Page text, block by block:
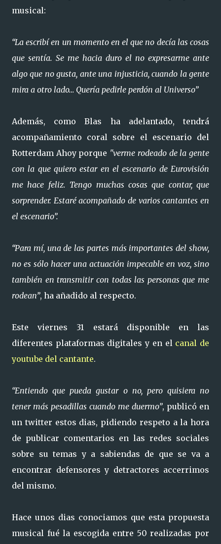
musical:
“La escribí en un momento en el que no decía las cosas
que sentía. Se me hacia duro el no expresarme ante
algo que no gusta, ante una injusticia, cuando la gente
mira a otro lado… Quería pedirle perdón al Universo”
Además, como Blas ha adelantado, tendrá
acompañamiento coral sobre el escenario del
Rotterdam Ahoy porque "verme rodeado de la gente
con la que quiero estar en el escenario de Eurovisión
me hace feliz. Tengo muchas cosas que contar, que
sorprender. Estaré acompañado de varios cantantes en
el escenario”.
“Para mí, una de las partes más importantes del show,
no es sólo hacer una actuación impecable en voz, sino
también en transmitir con todas las personas que me
rodean”, ha añadido al respecto.
Este viernes 31 estará disponible en las
diferentes plataformas digitales y en el canal de
youtube del cantante.
“Entiendo que pueda gustar o no, pero quisiera no
tener más pesadillas cuando me duermo”, publicó en
un twitter estos dias, pidiendo respeto a la hora
de publicar comentarios en las redes sociales
sobre su temas y a sabiendas de que se va a
encontrar defensores y detractores accerrimos
del mismo.
Hace unos dias conociamos que esta propuesta
musical fué la escogida entre 50 realizadas por